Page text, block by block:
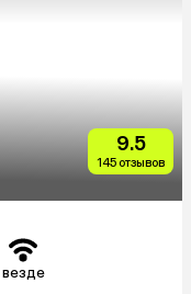
9.5
145 отзывов
везде